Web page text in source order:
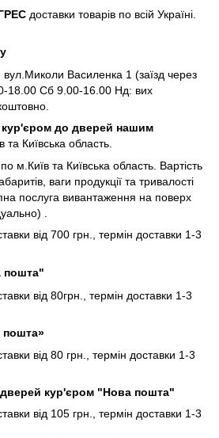
доставки товарів по всій Україні.
Василенка 1 (заїзд через
18.00 Сб 9.00-16.00 Нд: вих
кур'єром до дверей нашим
та Київська область.
м.Київ та Київська область. Вартість
ваги продукції та тривалості
послуга вивантаження на поверх
.
від 700 грн., термін доставки 1-3
пошта"
від 80грн., термін доставки 1-3
пошта»
від 80 грн., термін доставки 1-3
кур'єром "Нова пошта"
від 105 грн., термін доставки 1-3